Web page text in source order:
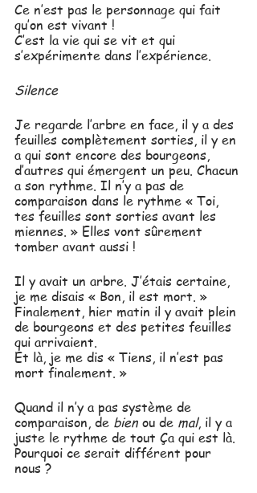
Ce n’est pas le personnage qui fait
qu’on est vivant !
C’est la vie qui se vit et qui
s’expérimente dans l’expérience.
Silence
Je regarde l’arbre en face, il y a des
feuilles complètement sorties, il y en
a qui sont encore des bourgeons,
d’autres qui émergent un peu. Chacun
a son rythme. Il n’y a pas de
comparaison dans le rythme « Toi,
tes feuilles sont sorties avant les
miennes. » Elles vont sûrement
tomber avant aussi !
Il y avait un arbre. J’étais certaine,
je me disais « Bon, il est mort. »
Finalement, hier matin il y avait plein
de bourgeons et des petites feuilles
qui arrivaient.
Et là, je me dis « Tiens, il n’est pas
mort finalement. »
Quand il n’y a pas système de
comparaison, de bien ou de mal, il y a
juste le rythme de tout Ça qui est là.
Pourquoi ce serait différent pour
nous ?